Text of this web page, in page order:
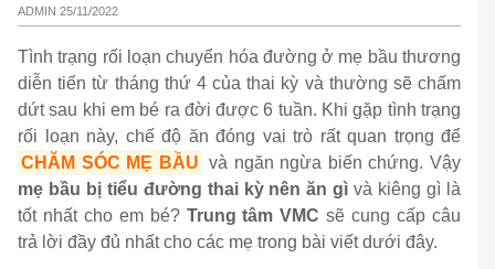
ADMIN 25/11/2022
Tình trạng rối loạn chuyển hóa đường ở mẹ bầu thương
diễn tiến từ tháng thứ 4 của thai kỳ và thường sẽ chấm
dứt sau khi em bé ra đời được 6 tuần. Khi gặp tình trạng
rối loạn này, chế độ ăn đóng vai trò rất quan trọng để
CHĂM SÓC MẸ BẦU và ngăn ngừa biến chứng. Vậy
mẹ bầu bị tiểu đường thai kỳ nên ăn gì và kiêng gì là
tốt nhất cho em bé? Trung tâm VMC sẽ cung cấp câu
trả lời đầy đủ nhất cho các mẹ trong bài viết dưới đây.